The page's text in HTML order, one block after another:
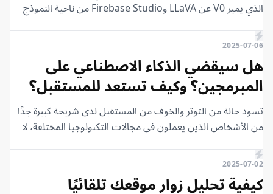
الذي يميز V0 عن LLaVA وFirebase Studio من ناحية النموذج
بسباقه هو أن يصبح النموذج اللغوي الكبير ذكياً بما يكفي ليقدم لك
2025-07-06
هل سيقضي الذكاء الاصطناعي على
المبرمجين؟ وكيف تستعد للمستقبل؟
تسود حالة من التوتر والخوف من المستقبل لدى شريحة كبيرة جدًا
من الأشخاص الذين يعملون في مجالات التكنولوجيا المختلفة، لا
التخوف، والسبب الرئيسي في ذلك هو الشبح الكبير الذي يلوح في
الأفق، وهو الذكاء الاصطناعي (AI).
2025-07-02
كيفية تحليل زوار موقعك تلقائيًا